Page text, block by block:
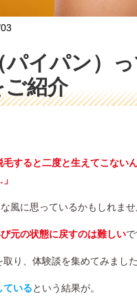
イパン）
紹介
毛すると二度と生えてこない
風に思っているかもしれませ
元の状態に戻すのは難しい
り、体験談を集めてみました
ているという結果が。